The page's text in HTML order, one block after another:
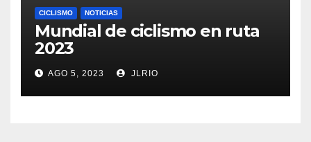
CICLISMO NOTICIAS
Mundial de ciclismo en ruta
2023
AGO 5, 2023 JLRIO